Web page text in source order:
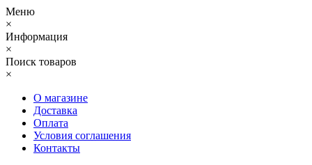
Меню
×
Информация
×
Поиск товаров
×
О магазине
Доставка
Оплата
Условия соглашения
Контакты